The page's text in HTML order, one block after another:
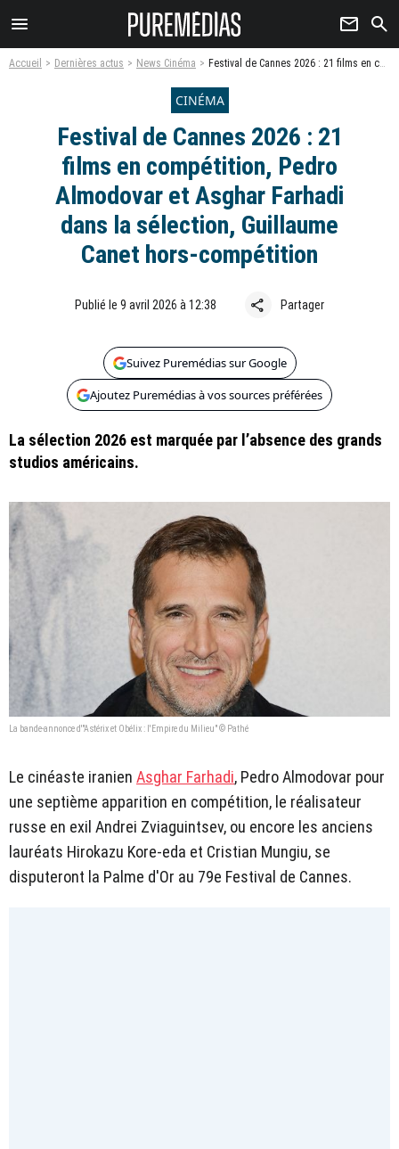
menu newsletter search
Accueil Dernières actus News Cinéma Festival de Cannes 2026 : 21 films en compétition, Pedro Almodovar et Asghar Farhadi dans la sélection, Guillaume Canet hors-compétition
CINÉMA
Festival de Cannes 2026 : 21
films en compétition, Pedro
Almodovar et Asghar Farhadi
dans la sélection, Guillaume
Canet hors-compétition
Publié le 9 avril 2026 à 12:38 share Partager
Suivez Puremédias sur Google
Ajoutez Puremédias à vos sources préférées
La sélection 2026 est marquée par l’absence des grands
studios américains.
La bande-annonce d'"Astérix et Obélix : l'Empire du Milieu" © Pathé
Le cinéaste iranien Asghar Farhadi, Pedro Almodovar pour
une septième apparition en compétition, le réalisateur
russe en exil Andrei Zviaguintsev, ou encore les anciens
lauréats Hirokazu Kore-eda et Cristian Mungiu, se
disputeront la Palme d'Or au 79e Festival de Cannes.